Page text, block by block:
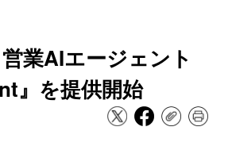
業AIエージェント
』を提供開始